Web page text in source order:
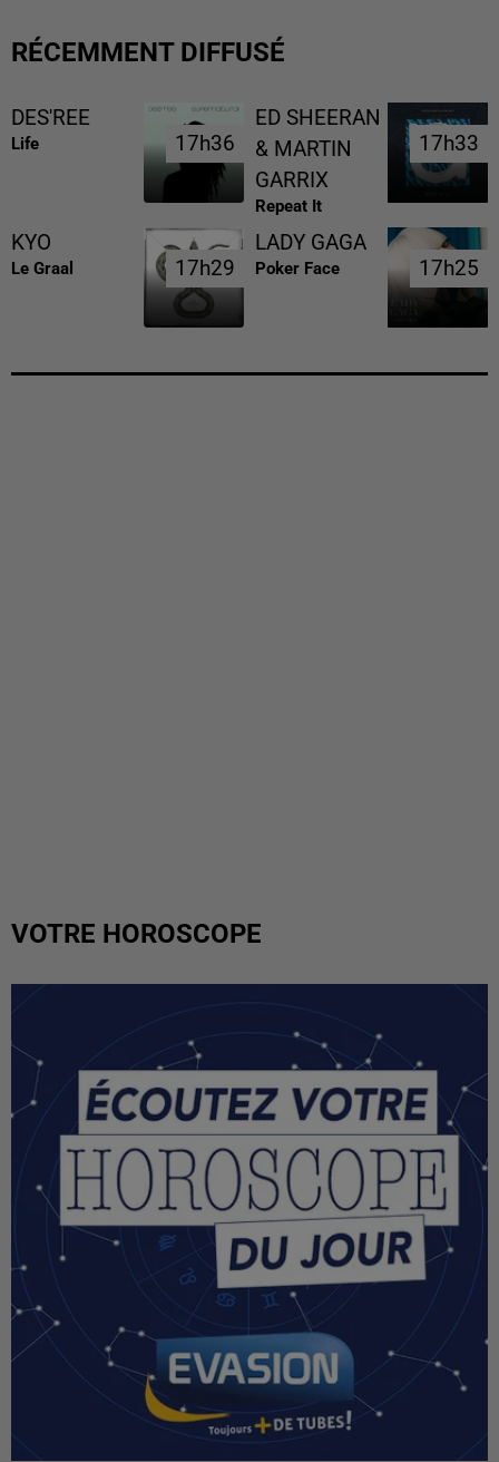
RÉCEMMENT DIFFUSÉ
DES'REE
Life 17h36
17h36
ED SHEERAN
& MARTIN
GARRIX
Repeat It
17h33
17h33
KYO
Le Graal 17h29
17h29
LADY GAGA
Poker Face 17h25
17h25
VOTRE HOROSCOPE